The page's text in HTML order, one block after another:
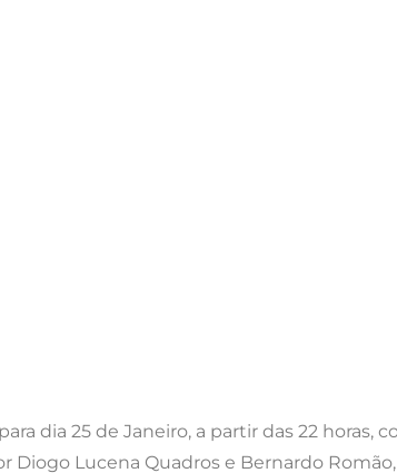
dia 25 de Janeiro, a partir das 22 horas,
Lucena Quadros e Bernardo